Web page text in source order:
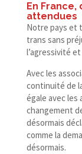
En
attendues
Notre pays et
trans sans
l’agressivité
Avec les
continuité de
égale avec les
changement
désormais
comme la
désormais.